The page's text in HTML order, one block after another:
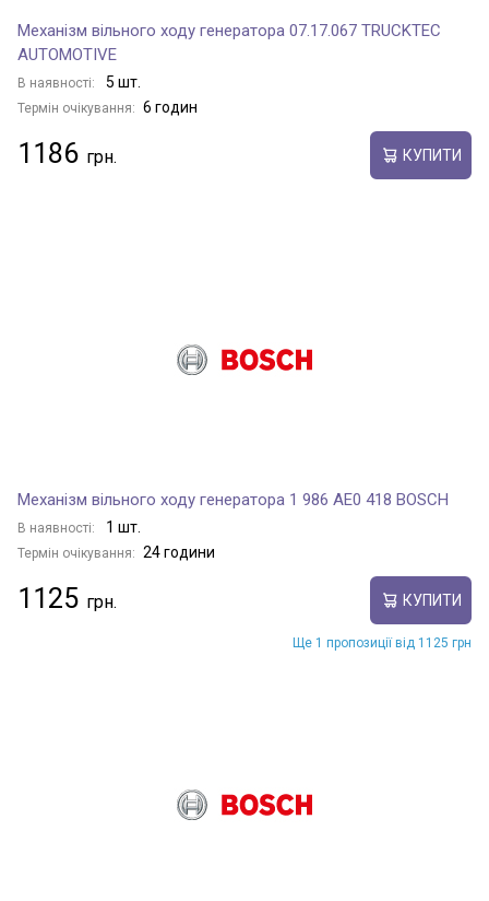
Механізм вільного ходу генератора 07.17.067 TRUCKTEC
AUTOMOTIVE
В наявності: 5 шт.
Термін очікування: 6 годин
1186 КУПИТИ
Механізм вільного ходу генератора 1 986 AE0 418 BOSCH
В наявності: 1 шт.
Термін очікування: 24 години
1125 КУПИТИ
Ще 1 пропозиції від 1125 грн